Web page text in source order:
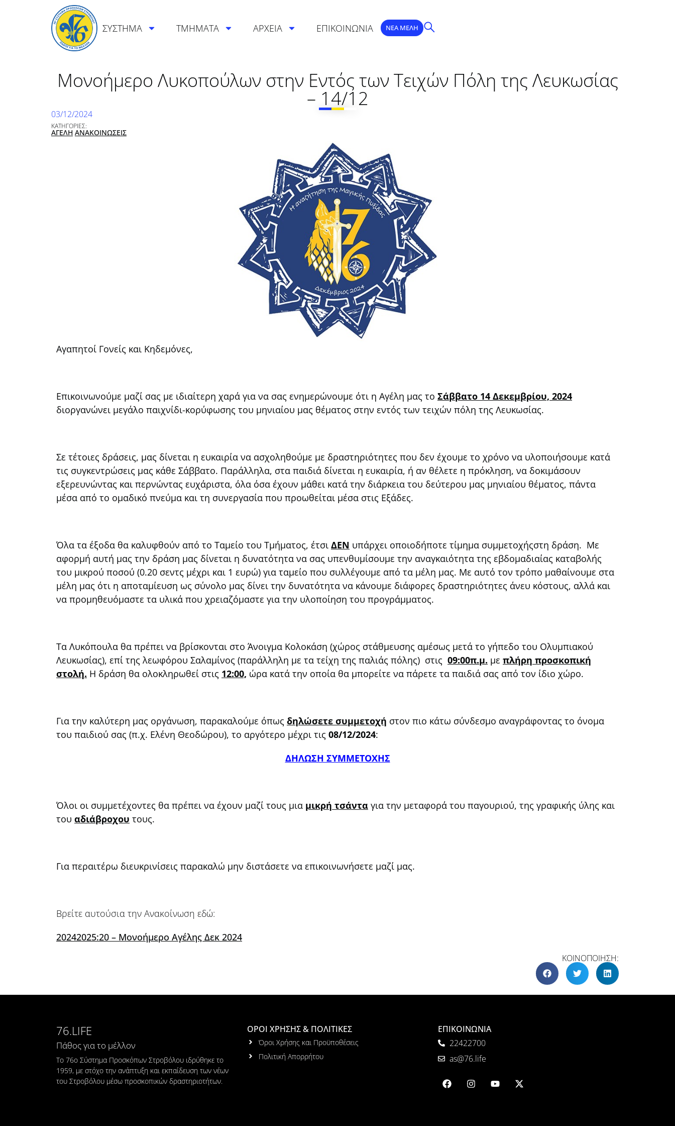
ΣΥΣΤΗΜΑ ΤΜΗΜΑΤΑ ΑΡΧΕΙΑ ΕΠΙΚΟΙΝΩΝΙΑ ΝΕΑ ΜΕΛΗ
Μονοήμερο Λυκοπούλων στην Εντός των Τειχών Πόλη της Λευκωσίας
– 14/12
03/12/2024
ΚΑΤΗΓΟΡΙΕΣ:
ΑΓΕΛΗ ΑΝΑΚΟΙΝΩΣΕΙΣ
Αγαπητοί Γονείς και Κηδεμόνες,
Επικοινωνούμε μαζί σας με ιδιαίτερη χαρά για να σας ενημερώνουμε ότι η Αγέλη μας το Σάββατο 14 Δεκεμβρίου, 2024
διοργανώνει μεγάλο παιχνίδι-κορύφωσης του μηνιαίου μας θέματος στην εντός των τειχών πόλη της Λευκωσίας.
Σε τέτοιες δράσεις, μας δίνεται η ευκαιρία να ασχοληθούμε με δραστηριότητες που δεν έχουμε το χρόνο να υλοποιήσουμε κατά
τις συγκεντρώσεις μας κάθε Σάββατο. Παράλληλα, στα παιδιά δίνεται η ευκαιρία, ή αν θέλετε η πρόκληση, να δοκιμάσουν
εξερευνώντας και περνώντας ευχάριστα, όλα όσα έχουν μάθει κατά την διάρκεια του δεύτερου μας μηνιαίου θέματος, πάντα
μέσα από το ομαδικό πνεύμα και τη συνεργασία που προωθείται μέσα στις Εξάδες.
Όλα τα έξοδα θα καλυφθούν από το Ταμείο του Τμήματος, έτσι ΔΕΝ υπάρχει οποιοδήποτε τίμημα συμμετοχήςστη δράση. Με
αφορμή αυτή μας την δράση μας δίνεται η δυνατότητα να σας υπενθυμίσουμε την αναγκαιότητα της εβδομαδιαίας καταβολής
του μικρού ποσού (0.20 σεντς μέχρι και 1 ευρώ) για ταμείο που συλλέγουμε από τα μέλη μας. Με αυτό τον τρόπο μαθαίνουμε στα
μέλη μας ότι η αποταμίευση ως σύνολο μας δίνει την δυνατότητα να κάνουμε διάφορες δραστηριότητες άνευ κόστους, αλλά και
να προμηθευόμαστε τα υλικά που χρειαζόμαστε για την υλοποίηση του προγράμματος.
Τα Λυκόπουλα θα πρέπει να βρίσκονται στο Άνοιγμα Κολοκάση (χώρος στάθμευσης αμέσως μετά το γήπεδο του Ολυμπιακού
Λευκωσίας), επί της λεωφόρου Σαλαμίνος (παράλληλη με τα τείχη της παλιάς πόλης) στις 09:00π.μ. με πλήρη προσκοπική
στολή. Η δράση θα ολοκληρωθεί στις 12:00, ώρα κατά την οποία θα μπορείτε να πάρετε τα παιδιά σας από τον ίδιο χώρο.
Για την καλύτερη μας οργάνωση, παρακαλούμε όπως δηλώσετε συμμετοχή στον πιο κάτω σύνδεσμο αναγράφοντας το όνομα
του παιδιού σας (π.χ. Ελένη Θεοδώρου), το αργότερο μέχρι τις 08/12/2024:
ΔΗΛΩΣΗ ΣΥΜΜΕΤΟΧΗΣ
Όλοι οι συμμετέχοντες θα πρέπει να έχουν μαζί τους μια μικρή τσάντα για την μεταφορά του παγουριού, της γραφικής ύλης και
του αδιάβροχου τους.
Για περαιτέρω διευκρινίσεις παρακαλώ μην διστάσετε να επικοινωνήσετε μαζί μας.
Βρείτε αυτούσια την Ανακοίνωση εδώ:
20242025:20 – Μονοήμερο Αγέλης Δεκ 2024
ΚΟΙΝΟΠΟΙΗΣΗ:
76.LIFE
Πάθος για το μέλλον
Το 76ο Σύστημα Προσκόπων Στροβόλου ιδρύθηκε το
1959, με στόχο την ανάπτυξη και εκπαίδευση των νέων
του Στροβόλου μέσω προσκοπικών δραστηριοτήτων.
ΟΡΟΙ ΧΡΗΣΗΣ & ΠΟΛΙΤΙΚΕΣ
Όροι Χρήσης και Προϋποθέσεις
Πολιτική Απορρήτου
ΕΠΙΚΟΙΝΩΝΙΑ
22422700
as@76.life